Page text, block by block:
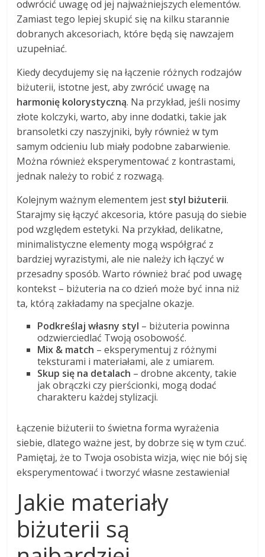
odwrócić uwagę od jej najważniejszych elementów.
Zamiast tego lepiej skupić się na kilku starannie
dobranych akcesoriach, które będą się nawzajem
uzupełniać.
Kiedy decydujemy się na łączenie różnych rodzajów
biżuterii, istotne jest, aby zwrócić uwagę na
harmonię kolorystyczną. Na przykład, jeśli nosimy
złote kolczyki, warto, aby inne dodatki, takie jak
bransoletki czy naszyjniki, były również w tym
samym odcieniu lub miały podobne zabarwienie.
Można również eksperymentować z kontrastami,
jednak należy to robić z rozwagą.
Kolejnym ważnym elementem jest styl biżuterii.
Starajmy się łączyć akcesoria, które pasują do siebie
pod względem estetyki. Na przykład, delikatne,
minimalistyczne elementy mogą współgrać z
bardziej wyrazistymi, ale nie należy ich łączyć w
przesadny sposób. Warto również brać pod uwagę
kontekst – biżuteria na co dzień może być inna niż
ta, którą zakładamy na specjalne okazje.
Podkreślaj własny styl – biżuteria powinna
odzwierciedlać Twoją osobowość.
Mix & match – eksperymentuj z różnymi
teksturami i materiałami, ale z umiarem.
Skup się na detalach – drobne akcenty, takie
jak obrączki czy pierścionki, mogą dodać
charakteru każdej stylizacji.
Łączenie biżuterii to świetna forma wyrażenia
siebie, dlatego ważne jest, by dobrze się w tym czuć.
Pamiętaj, że to Twoja osobista wizja, więc nie bój się
eksperymentować i tworzyć własne zestawienia!
Jakie materiały
biżuterii są